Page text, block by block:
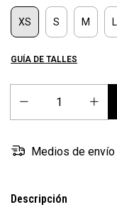
XS S M L
GUÍA DE TALLES
Medios de envío
Descripción